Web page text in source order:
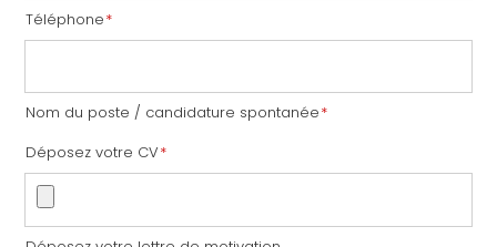
Téléphone*
Nom du poste / candidature spontanée*
Déposez votre CV*